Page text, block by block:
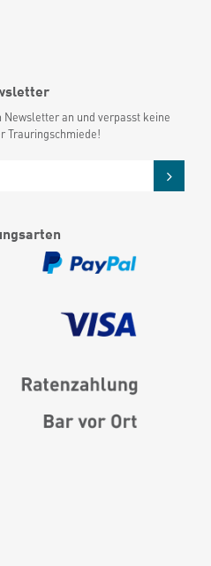
an und verpasst keine
Trauringschmiede!